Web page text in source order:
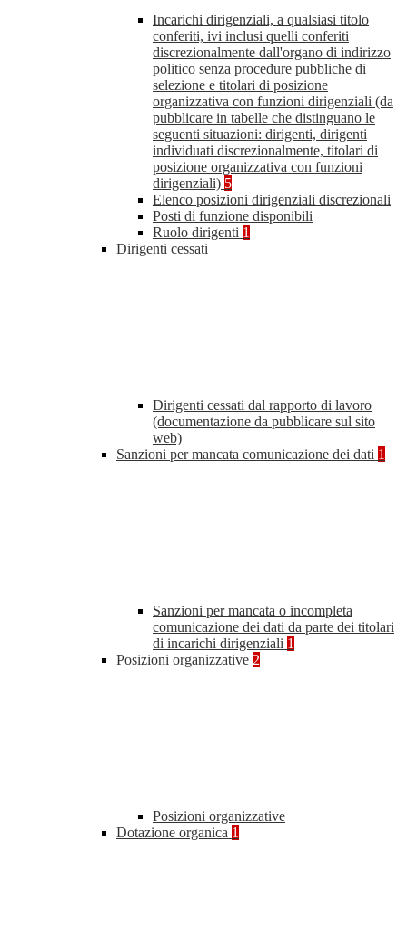
Incarichi dirigenziali, a qualsiasi titolo
conferiti, ivi inclusi quelli conferiti
discrezionalmente dall'organo di indirizzo
politico senza procedure pubbliche di
selezione e titolari di posizione
organizzativa con funzioni dirigenziali (da
pubblicare in tabelle che distinguano le
seguenti situazioni: dirigenti, dirigenti
individuati discrezionalmente, titolari di
posizione organizzativa con funzioni
dirigenziali) 5
Elenco posizioni dirigenziali discrezionali
Posti di funzione disponibili
Ruolo dirigenti 1
Dirigenti cessati
Dirigenti cessati dal rapporto di lavoro
(documentazione da pubblicare sul sito
web)
Sanzioni per mancata comunicazione dei dati 1
Sanzioni per mancata o incompleta
comunicazione dei dati da parte dei titolari
di incarichi dirigenziali 1
Posizioni organizzative 2
Posizioni organizzative
Dotazione organica 1